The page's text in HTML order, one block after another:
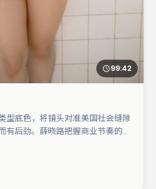
99:42
型底色，将镜头对准美国社会缝隙
有后劲。薛晓路把握商业节奏的同
情感锚点，王景春则以细节塑造推
成度较高，适合周末一口气追完。